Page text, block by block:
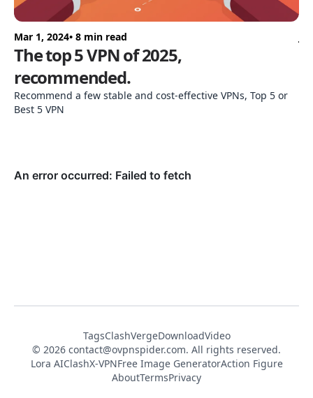
Mar 1, 2024• 8 min read
The top 5 VPN of 2025,
recommended.
Recommend a few stable and cost-effective VPNs, Top 5 or
Best 5 VPN
TagsClashVergeDownloadVideo
© 2026 contact@ovpnspider.com. All rights reserved.
Lora AIClashX-VPNFree Image GeneratorAction Figure
AboutTermsPrivacy